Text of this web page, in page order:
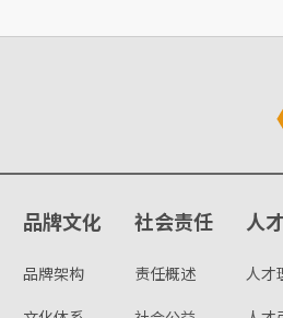
品牌文化
品牌架构
社会责任
责任概述
人
人才